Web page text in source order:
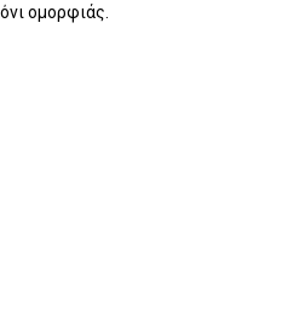
ομορφιάς.